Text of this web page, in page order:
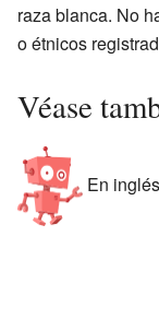
raza blanca. No
o étnicos
Véase
En